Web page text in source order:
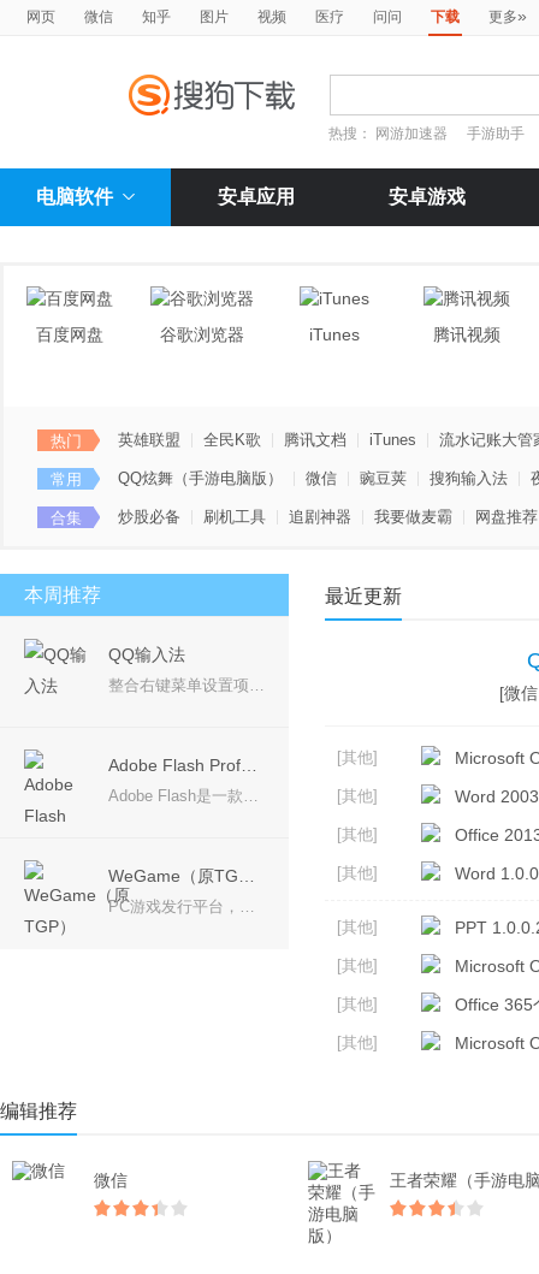
网页 微信 知乎 图片 视频 医疗 问问 下载 更多»
热搜： 网游加速器 手游助手
电脑软件 安卓应用 安卓游戏
百度网盘 谷歌浏览器 iTunes 腾讯视频
热门 英雄联盟 全民K歌 腾讯文档 iTunes 流水记账大管
常用 QQ炫舞（手游电脑版） 微信 豌豆荚 搜狗输入法
合集 炒股必备 刷机工具 追剧神器 我要做麦霸
网盘推荐
本周推荐
QQ输入法
整合右键菜单设置项，使选项更加精简，一目了然； 产品理念：回归输入本质，让您的输入体验更加轻松愉悦。 简约设计，摒弃冗余，永无弹窗广告，还您一个安静无扰的输入体验。
Adobe Flash是一款专业的动画软件，可用于创作动画电影、动画片等，可在设备中创建并发布丰富多彩的创意，Adobe CS6系列中的Adobe Flash Professional CS6软件是用于创建动画和多媒体内容的强大的创作平台，设计身临其境、而且在台式计算机和平板电脑、智能手机和电视等多种设备中都能呈现一致效果的互动体验。
PC游戏发行平台，带给玩家更多优质游戏
最近更新
[微
[其他] Microsoft
[其他] Word
[其他] Office
[其他] Word
[其他] PPT
[其他] Microsoft
[其他] Office 365
[其他] Microsoft
编辑推荐
微信